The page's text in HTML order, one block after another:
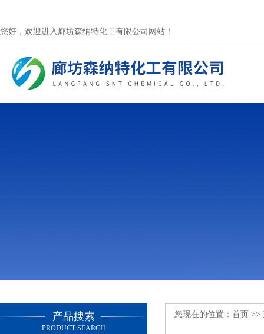
您好，欢迎进入廊坊森纳特化工有限公司网站！
产品搜索
PRODUCT SEARCH
您现在的位置： 首页 >>